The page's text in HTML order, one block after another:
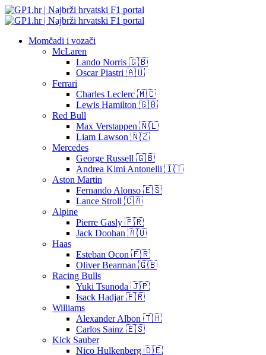
Momčadi i vozači
McLaren
Lando Norris 🇬🇧
Oscar Piastri 🇦🇺
Ferrari
Charles Leclerc 🇲🇨
Lewis Hamilton 🇬🇧
Red Bull
Max Verstappen 🇳🇱
Liam Lawson 🇳🇿
Mercedes
George Russell 🇬🇧
Andrea Kimi Antonelli 🇮🇹
Aston Martin
Fernando Alonso 🇪🇸
Lance Stroll 🇨🇦
Alpine
Pierre Gasly 🇫🇷
Jack Doohan 🇦🇺
Haas
Esteban Ocon 🇫🇷
Oliver Bearman 🇬🇧
Racing Bulls
Yuki Tsunoda 🇯🇵
Isack Hadjar 🇫🇷
Williams
Alexander Albon 🇹🇭
Carlos Sainz 🇪🇸
Kick Sauber
Nico Hulkenberg 🇩🇪